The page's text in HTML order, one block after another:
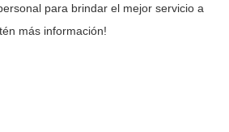
para brindar el mejor servicio a
más información!